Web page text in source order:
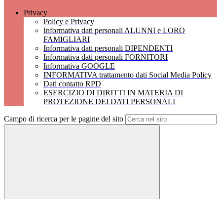
Privacy
Policy e Privacy
Informativa dati personali ALUNNI e LORO
FAMIGLIARI
Informativa dati personali DIPENDENTI
Informativa dati personali FORNITORI
Informativa GOOGLE
INFORMATIVA trattamento dati Social Media Policy
Dati contatto RPD
ESERCIZIO DI DIRITTI IN MATERIA DI
PROTEZIONE DEI DATI PERSONALI
Campo di ricerca per le pagine del sito